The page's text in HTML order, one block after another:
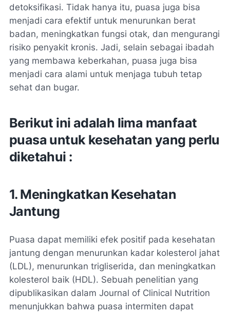
detoksifikasi. Tidak hanya itu, puasa juga bisa
menjadi cara efektif untuk menurunkan berat
badan, meningkatkan fungsi otak, dan mengurangi
risiko penyakit kronis. Jadi, selain sebagai ibadah
yang membawa keberkahan, puasa juga bisa
menjadi cara alami untuk menjaga tubuh tetap
sehat dan bugar.
Berikut ini adalah lima manfaat
puasa untuk kesehatan yang perlu
diketahui :
1. Meningkatkan Kesehatan
Jantung
Puasa dapat memiliki efek positif pada kesehatan
jantung dengan menurunkan kadar kolesterol jahat
(LDL), menurunkan trigliserida, dan meningkatkan
kolesterol baik (HDL). Sebuah penelitian yang
dipublikasikan dalam Journal of Clinical Nutrition
menunjukkan bahwa puasa intermiten dapat